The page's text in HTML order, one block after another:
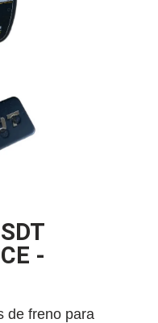
-
de freno para